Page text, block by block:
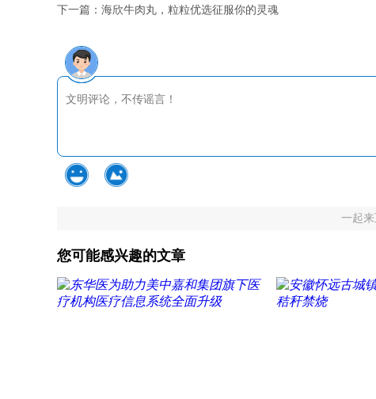
下一篇： 海欣牛肉丸，粒粒优选征服你的灵魂
一起来
您可能感兴趣的文章